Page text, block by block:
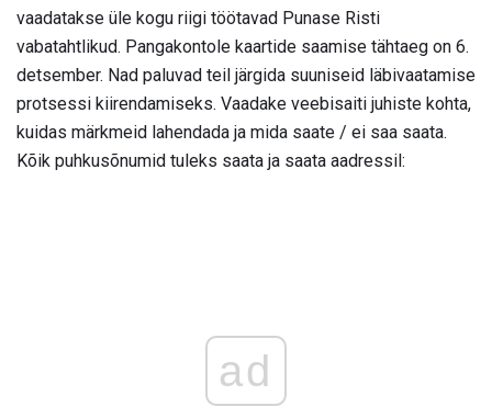
vaadatakse üle kogu riigi töötavad Punase Risti
vabatahtlikud. Pangakontole kaartide saamise tähtaeg on 6.
detsember. Nad paluvad teil järgida suuniseid läbivaatamise
protsessi kiirendamiseks. Vaadake veebisaiti juhiste kohta,
kuidas märkmeid lahendada ja mida saate / ei saa saata.
Kõik puhkusõnumid tuleks saata ja saata aadressil:
ad